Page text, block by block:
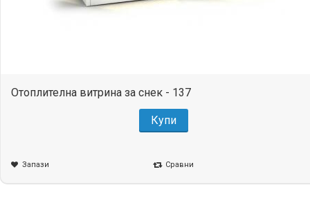
Отоплителна витрина за снек - 137
Купи
Запази Сравни